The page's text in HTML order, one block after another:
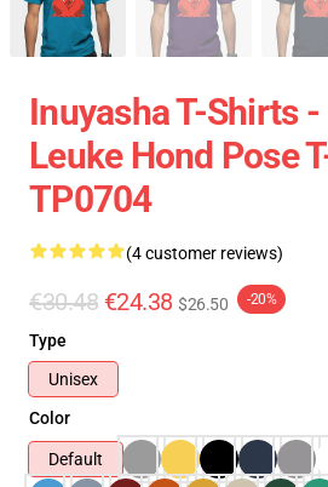
Inuyasha T-Shirts
Leuke Hond Pose
TP0704
(4 customer reviews)
€30.48 €24.38 $26.50 -20%
Type
Unisex
Color
Default